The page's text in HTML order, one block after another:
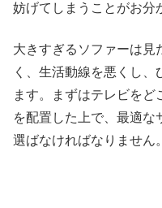
妨げてしまうことがお分
大きすぎるソファーは見
く、生活動線を悪くし
ます。まずはテレビを
を配置した上で、最適な
選ばなければなりません。